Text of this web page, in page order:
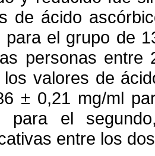
de ácido
para el grupo de
personas entre
los valores de
± 0,21 mg/ml
para el
entre los